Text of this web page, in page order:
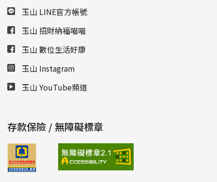
玉山 LINE官方帳號
玉山 招財納福喵喵
玉山 數位生活好康
玉山 Instagram
玉山 YouTube頻道
存款保險 / 無障礙標章